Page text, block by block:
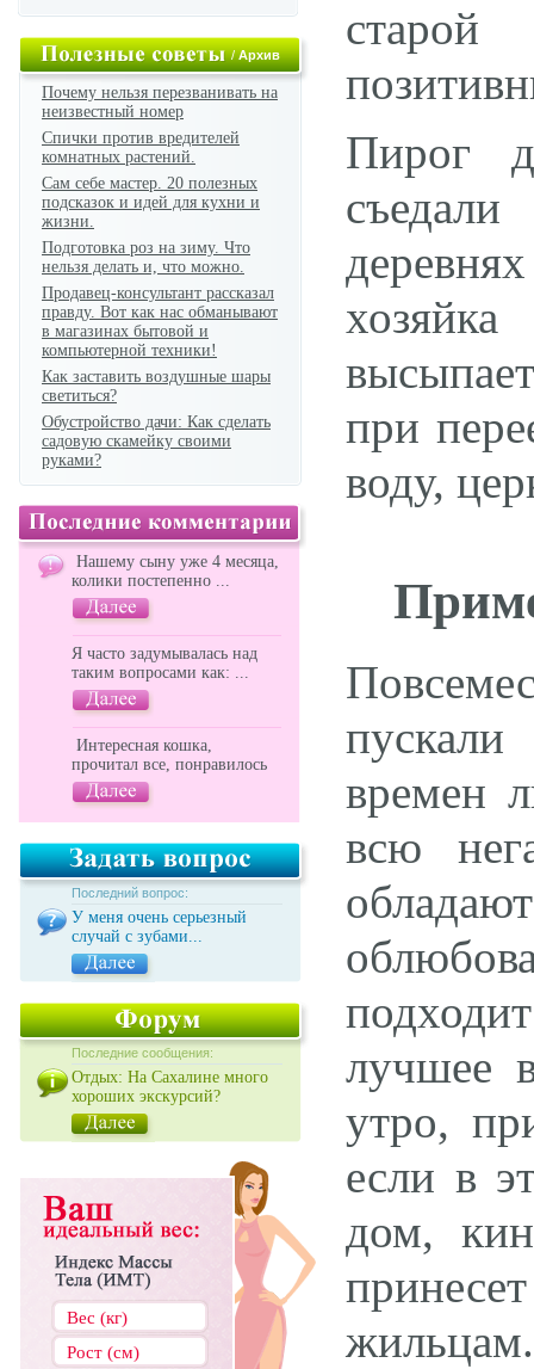
/Архив
Почему нельзя перезванивать на
неизвестный номер
Спички против вредителей
комнатных растений.
Сам себе мастер. 20 полезных
подсказок и идей для кухни и
жизни.
Подготовка роз на зиму. Что
нельзя делать и, что можно.
Продавец-консультант рассказал
правду. Вот как нас обманывают
в магазинах бытовой и
компьютерной техники!
Как заставить воздушные шары
светиться?
Обустройство дачи: Как сделать
садовую скамейку своими
руками?
Нашему сыну уже 4 месяца,
колики постепенно ...
Я часто задумывалась над
таким вопросами как: ...
Интересная кошка,
прочитал все, понравилось
Последний вопрос:
У меня очень серьезный
случай с зубами...
Последние сообщения:
Отдых: На Сахалине много
хороших экскурсий?
старой
Пирог
при
воду,
времен
всю
лучшее
утро,
если в
дом,